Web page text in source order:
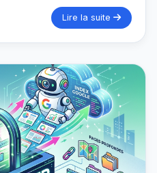
Lire la suite